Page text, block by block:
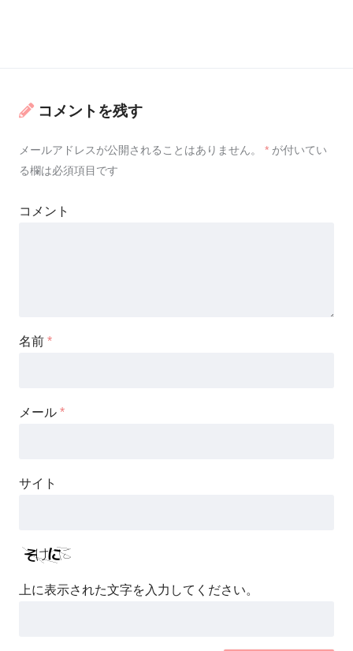
コメントを残す
メールアドレスが公開されることはありません。 * が付いてい
る欄は必須項目です
コメント
名前 *
メール *
サイト
上に表示された文字を入力してください。